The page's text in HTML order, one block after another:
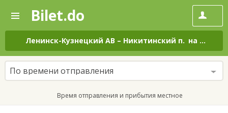
—
Поиск
и
покупка
билетов
на
автобус
онлайн
Bilet.do
Ленинск-Кузнецкий АВ – Никитинский п. на все дни
По времени отправления
Время отправления и прибытия местное